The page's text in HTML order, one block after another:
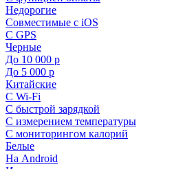
Недорогие
Совместимые с iOS
С GPS
Черные
До 10 000 р
До 5 000 р
Китайские
С Wi-Fi
С быстрой зарядкой
С измерением температуры
С мониторингом калорий
Белые
На Android